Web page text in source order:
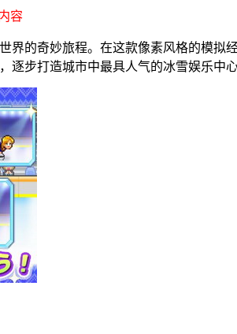
容
界的奇妙旅程。在这款像素风格的模拟
逐步打造城市中最具人气的冰雪娱乐中心